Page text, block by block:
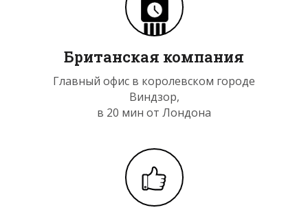
Британская компания
Главный офис в королевском городе
Виндзор,
в 20 мин от Лондона